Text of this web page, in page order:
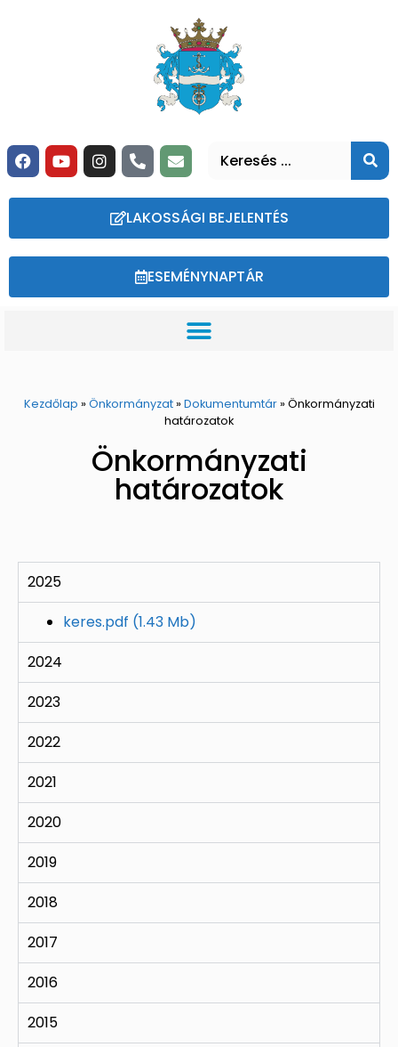
LAKOSSÁGI BEJELENTÉS
ESEMÉNYNAPTÁR
Kezdőlap » Önkormányzat» Dokumentumtár» Önkormányzati
határozatok
Önkormányzati
határozatok
2025
keres.pdf (1.43 Mb)
2024
2023
2022
2021
2020
2019
2018
2017
2016
2015